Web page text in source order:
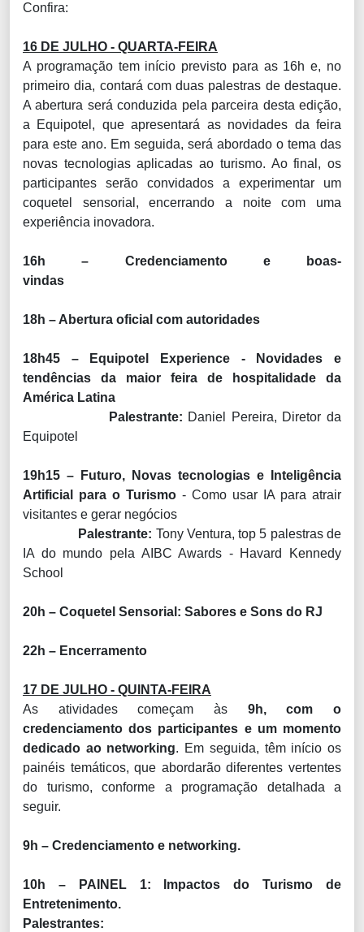
Confira:
16 DE JULHO - QUARTA-FEIRA
A programação tem início previsto para as 16h e, no
primeiro dia, contará com duas palestras de destaque.
A abertura será conduzida pela parceira desta edição,
a Equipotel, que apresentará as novidades da feira
para este ano. Em seguida, será abordado o tema das
novas tecnologias aplicadas ao turismo. Ao final, os
participantes serão convidados a experimentar um
coquetel sensorial, encerrando a noite com uma
experiência inovadora.
16h – Credenciamento e boas-
vindas
18h – Abertura oficial com autoridades
18h45 –
Equipotel Experience - Novidades e
tendências da maior feira de hospitalidade da
América Latina
Palestrante: Daniel Pereira, Diretor da
Equipotel
19h15 – Futuro, Novas tecnologias e Inteligência
Artificial para o Turismo - Como usar IA para atrair
visitantes e gerar negócios
Palestrante: Tony Ventura, top 5 palestras de
IA do mundo pela AIBC Awards - Havard Kennedy
School
20h – Coquetel Sensorial: Sabores e Sons do RJ
22h – Encerramento
17 DE JULHO - QUINTA-FEIRA
As atividades começam às 9h, com o
credenciamento dos participantes e um momento
dedicado ao networking. Em seguida, têm início os
painéis temáticos, que abordarão diferentes vertentes
do turismo, conforme a programação detalhada a
seguir.
9h – Credenciamento e networking.
10h – PAINEL 1: Impactos do Turismo de
Entretenimento.
Palestrantes: